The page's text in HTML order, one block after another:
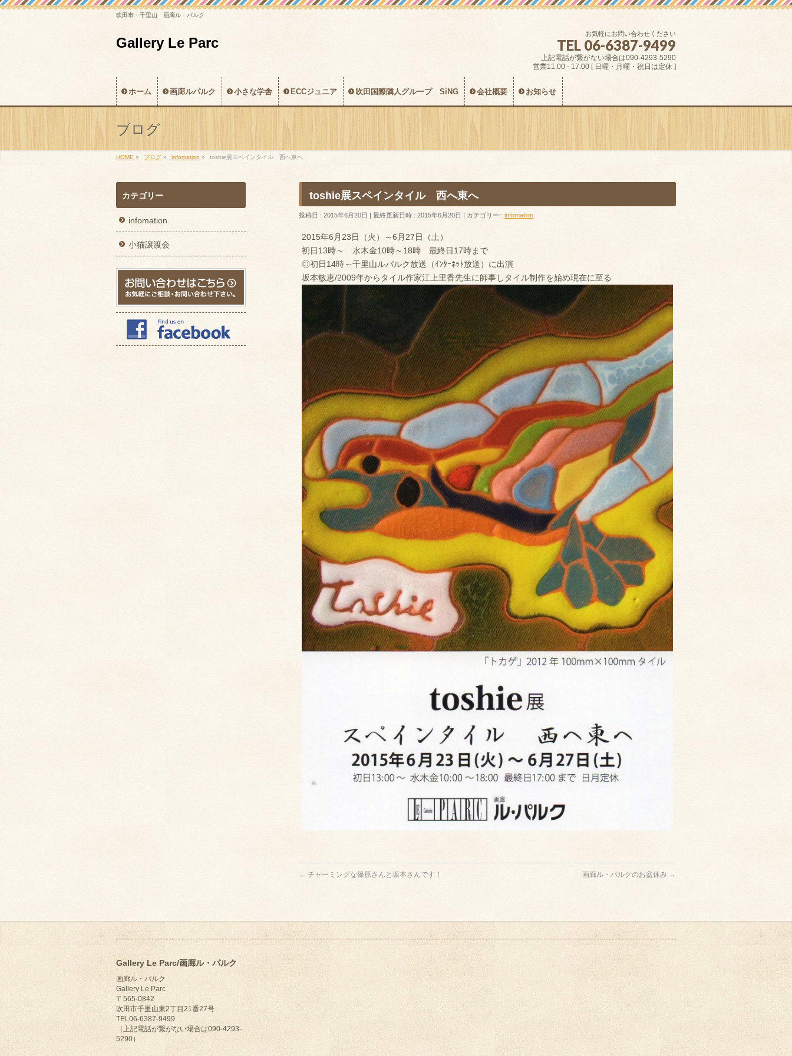
吹田市・千里山 画廊ル・パルク
Gallery Le Parc
お気軽にお問い合わせください
TEL 06-6387-9499
上記電話が繋がない場合は090-4293-5290
営業11:00 - 17:00 [ 日曜・月曜・祝日は定休 ]
ホーム 画廊ルパルク 小さな学舎 ECCジュニア 吹田国際隣人グループ SiNG 会社概要 お知らせ
ブログ
HOME » ブログ » infomation » toshie展スペインタイル 西へ東へ
toshie展スペインタイル 西へ東へ
投稿日 : 2015年6月20日 最終更新日時 : 2015年6月20日 カテゴリー : infomation
2015年6月23日（火）～6月27日（土）
初日13時～ 水木金10時～18時 最終日17時まで
◎初日14時～千里山ルパルク放送（ｲﾝﾀｰﾈｯﾄ放送）に出演
坂本敏恵/2009年からタイル作家江上里香先生に師事しタイル制作を始め現在に至る
← チャーミングな篠原さんと坂本さんです！ 画廊ル・パルクのお盆休み →
カテゴリー
infomation
小猫譲渡会
Gallery Le Parc/画廊ル・パルク
画廊ル・パルク
Gallery Le Parc
〒565-0842
吹田市千里山東2丁目21番27号
TEL06-6387-9499
（上記電話が繋がない場合は090-4293-
5290）